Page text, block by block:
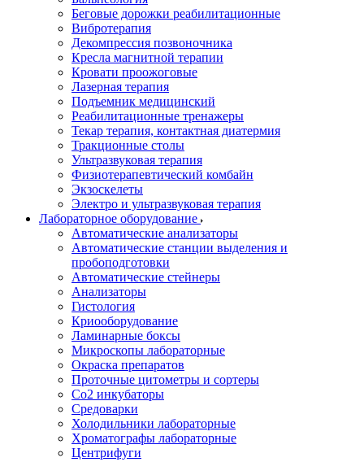
Беговые дорожки реабилитационные
Вибротерапия
Декомпрессия позвоночника
Кресла магнитной терапии
Кровати проожоговые
Лазерная терапия
Подъемник медицинский
Реабилитационные тренажеры
Текар терапия, контактная диатермия
Тракционные столы
Ультразвуковая терапия
Физиотерапевтический комбайн
Экзоскелеты
Электро и ультразвуковая терапия
Лабораторное оборудование
Автоматические анализаторы
Автоматические станции выделения и
пробоподготовки
Автоматические стейнеры
Анализаторы
Гистология
Криооборудование
Ламинарные боксы
Микроскопы лабораторные
Окраска препаратов
Проточные цитометры и сортеры
Со2 инкубаторы
Средоварки
Холодильники лабораторные
Хроматографы лабораторные
Центрифуги